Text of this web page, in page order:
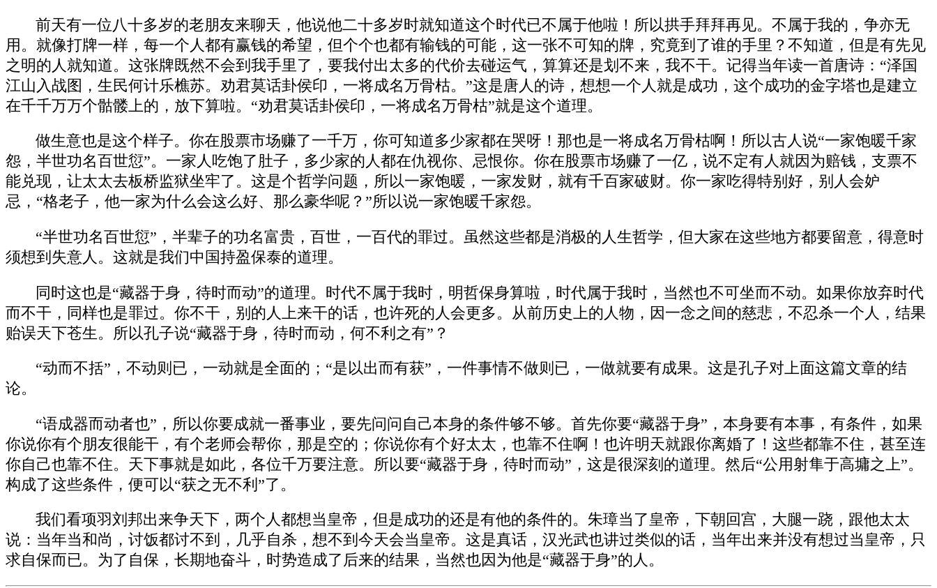
前天有一位八十多岁的老朋友来聊天，他说他二十多岁时就知道这个时代已不属于他啦！所以拱手拜拜再见。不属于我的，争亦无
用。就像打牌一样，每一个人都有赢钱的希望，但个个也都有输钱的可能，这一张不可知的牌，究竟到了谁的手里？不知道，但是有先见
之明的人就知道。这张牌既然不会到我手里了，要我付出太多的代价去碰运气，算算还是划不来，我不干。记得当年读一首唐诗：“泽国
江山入战图，生民何计乐樵苏。劝君莫话卦侯印，一将成名万骨枯。”这是唐人的诗，想想一个人就是成功，这个成功的金字塔也是建立
在千千万万个骷髅上的，放下算啦。“劝君莫话卦侯印，一将成名万骨枯”就是这个道理。
做生意也是这个样子。你在股票市场赚了一千万，你可知道多少家都在哭呀！那也是一将成名万骨枯啊！所以古人说“一家饱暖千家
怨，半世功名百世愆”。一家人吃饱了肚子，多少家的人都在仇视你、忌恨你。你在股票市场赚了一亿，说不定有人就因为赔钱，支票不
能兑现，让太太去板桥监狱坐牢了。这是个哲学问题，所以一家饱暖，一家发财，就有千百家破财。你一家吃得特别好，别人会妒
忌，“格老子，他一家为什么会这么好、那么豪华呢？”所以说一家饱暖千家怨。
“半世功名百世愆”，半辈子的功名富贵，百世，一百代的罪过。虽然这些都是消极的人生哲学，但大家在这些地方都要留意，得意时
须想到失意人。这就是我们中国持盈保泰的道理。
同时这也是“藏器于身，待时而动”的道理。时代不属于我时，明哲保身算啦，时代属于我时，当然也不可坐而不动。如果你放弃时代
而不干，同样也是罪过。你不干，别的人上来干的话，也许死的人会更多。从前历史上的人物，因一念之间的慈悲，不忍杀一个人，结果
贻误天下苍生。所以孔子说“藏器于身，待时而动，何不利之有”？
“动而不括”，不动则已，一动就是全面的；“是以出而有获”，一件事情不做则已，一做就要有成果。这是孔子对上面这篇文章的结
论。
“语成器而动者也”，所以你要成就一番事业，要先问问自己本身的条件够不够。首先你要“藏器于身”，本身要有本事，有条件，如果
你说你有个朋友很能干，有个老师会帮你，那是空的；你说你有个好太太，也靠不住啊！也许明天就跟你离婚了！这些都靠不住，甚至连
你自己也靠不住。天下事就是如此，各位千万要注意。所以要“藏器于身，待时而动”，这是很深刻的道理。然后“公用射隼于高墉之上”。
构成了这些条件，便可以“获之无不利”了。
我们看项羽刘邦出来争天下，两个人都想当皇帝，但是成功的还是有他的条件的。朱璋当了皇帝，下朝回宫，大腿一跷，跟他太太
说：当年当和尚，讨饭都讨不到，几乎自杀，想不到今天会当皇帝。这是真话，汉光武也讲过类似的话，当年出来并没有想过当皇帝，只
求自保而已。为了自保，长期地奋斗，时势造成了后来的结果，当然也因为他是“藏器于身”的人。